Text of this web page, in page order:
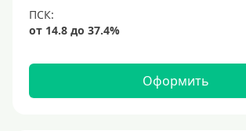
Для самозанятых
Пенсионерам
До 75 лет
Оформить